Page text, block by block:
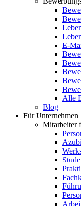
E-
Alle
Blog
Für Unternehmen
Mitarbeiter